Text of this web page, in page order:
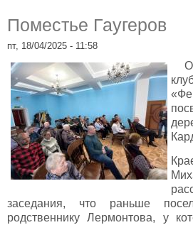
Поместье Гаугеров
пт, 18/04/2025 - 11:58
заседания, что раньше
родственнику Лермонтова, у